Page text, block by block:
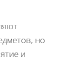
но
и